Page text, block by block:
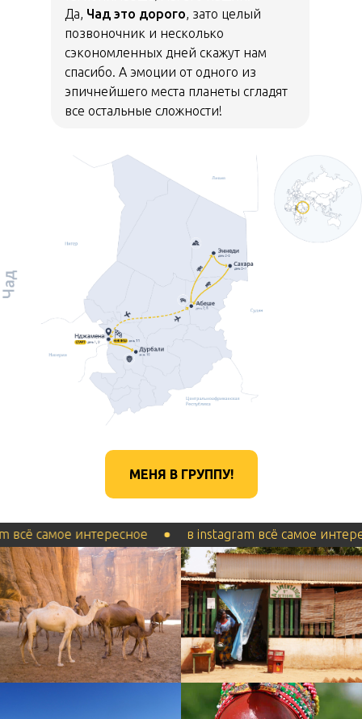
Да, Чад это дорого, зато целый
позвоночник и несколько
сэкономленных дней скажут нам
спасибо. А эмоции от одного из
эпичнейшего места планеты сгладят
все остальные сложности!
МЕНЯ В ГРУППУ!
интересное в instagram всё самое интересное